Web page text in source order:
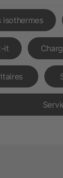
isothermes
it